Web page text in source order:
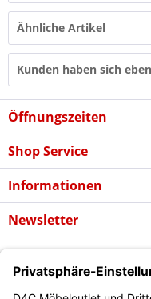
Ähnliche Artikel
Kunden haben sich
Öffnungszeiten
Shop Service
Informationen
Newsletter
* Alle Preise inkl. gesetzl.
ggf.